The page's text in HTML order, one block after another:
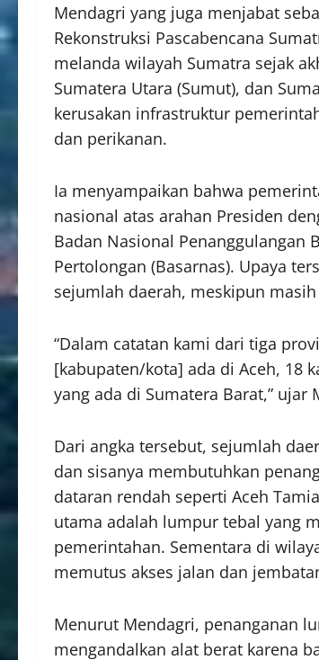
Mendagri yang juga menjabat
Rekonstruksi Pascabencana
melanda wilayah Sumatra sejak
Sumatera Utara (Sumut), dan
kerusakan infrastruktur
dan perikanan.
Ia menyampaikan bahwa
nasional atas arahan Presiden
Badan Nasional Penanggulangan
Pertolongan (Basarnas). Upaya
sejumlah daerah, meskipun
“Dalam catatan kami dari tiga
[kabupaten/kota] ada di Aceh, 18
yang ada di Sumatera Barat,” ujar
Dari angka tersebut, sejumlah
dan sisanya membutuhkan
dataran rendah seperti Aceh
utama adalah lumpur tebal yang
pemerintahan. Sementara di
memutus akses jalan dan
Menurut Mendagri, penanganan
mengandalkan alat berat karena